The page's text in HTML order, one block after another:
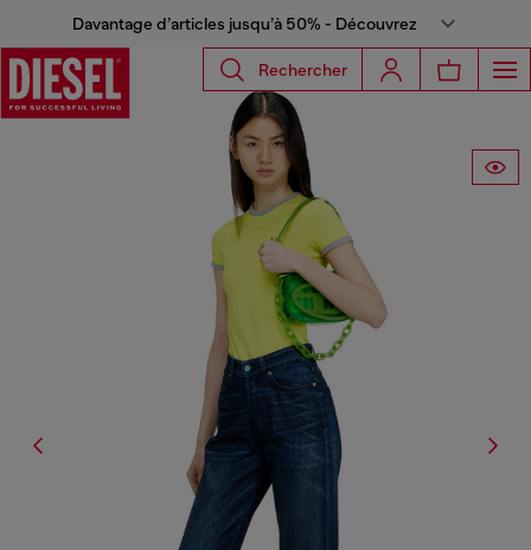
Davantage d’articles jusqu’à 50% - Découvrez
Rechercher